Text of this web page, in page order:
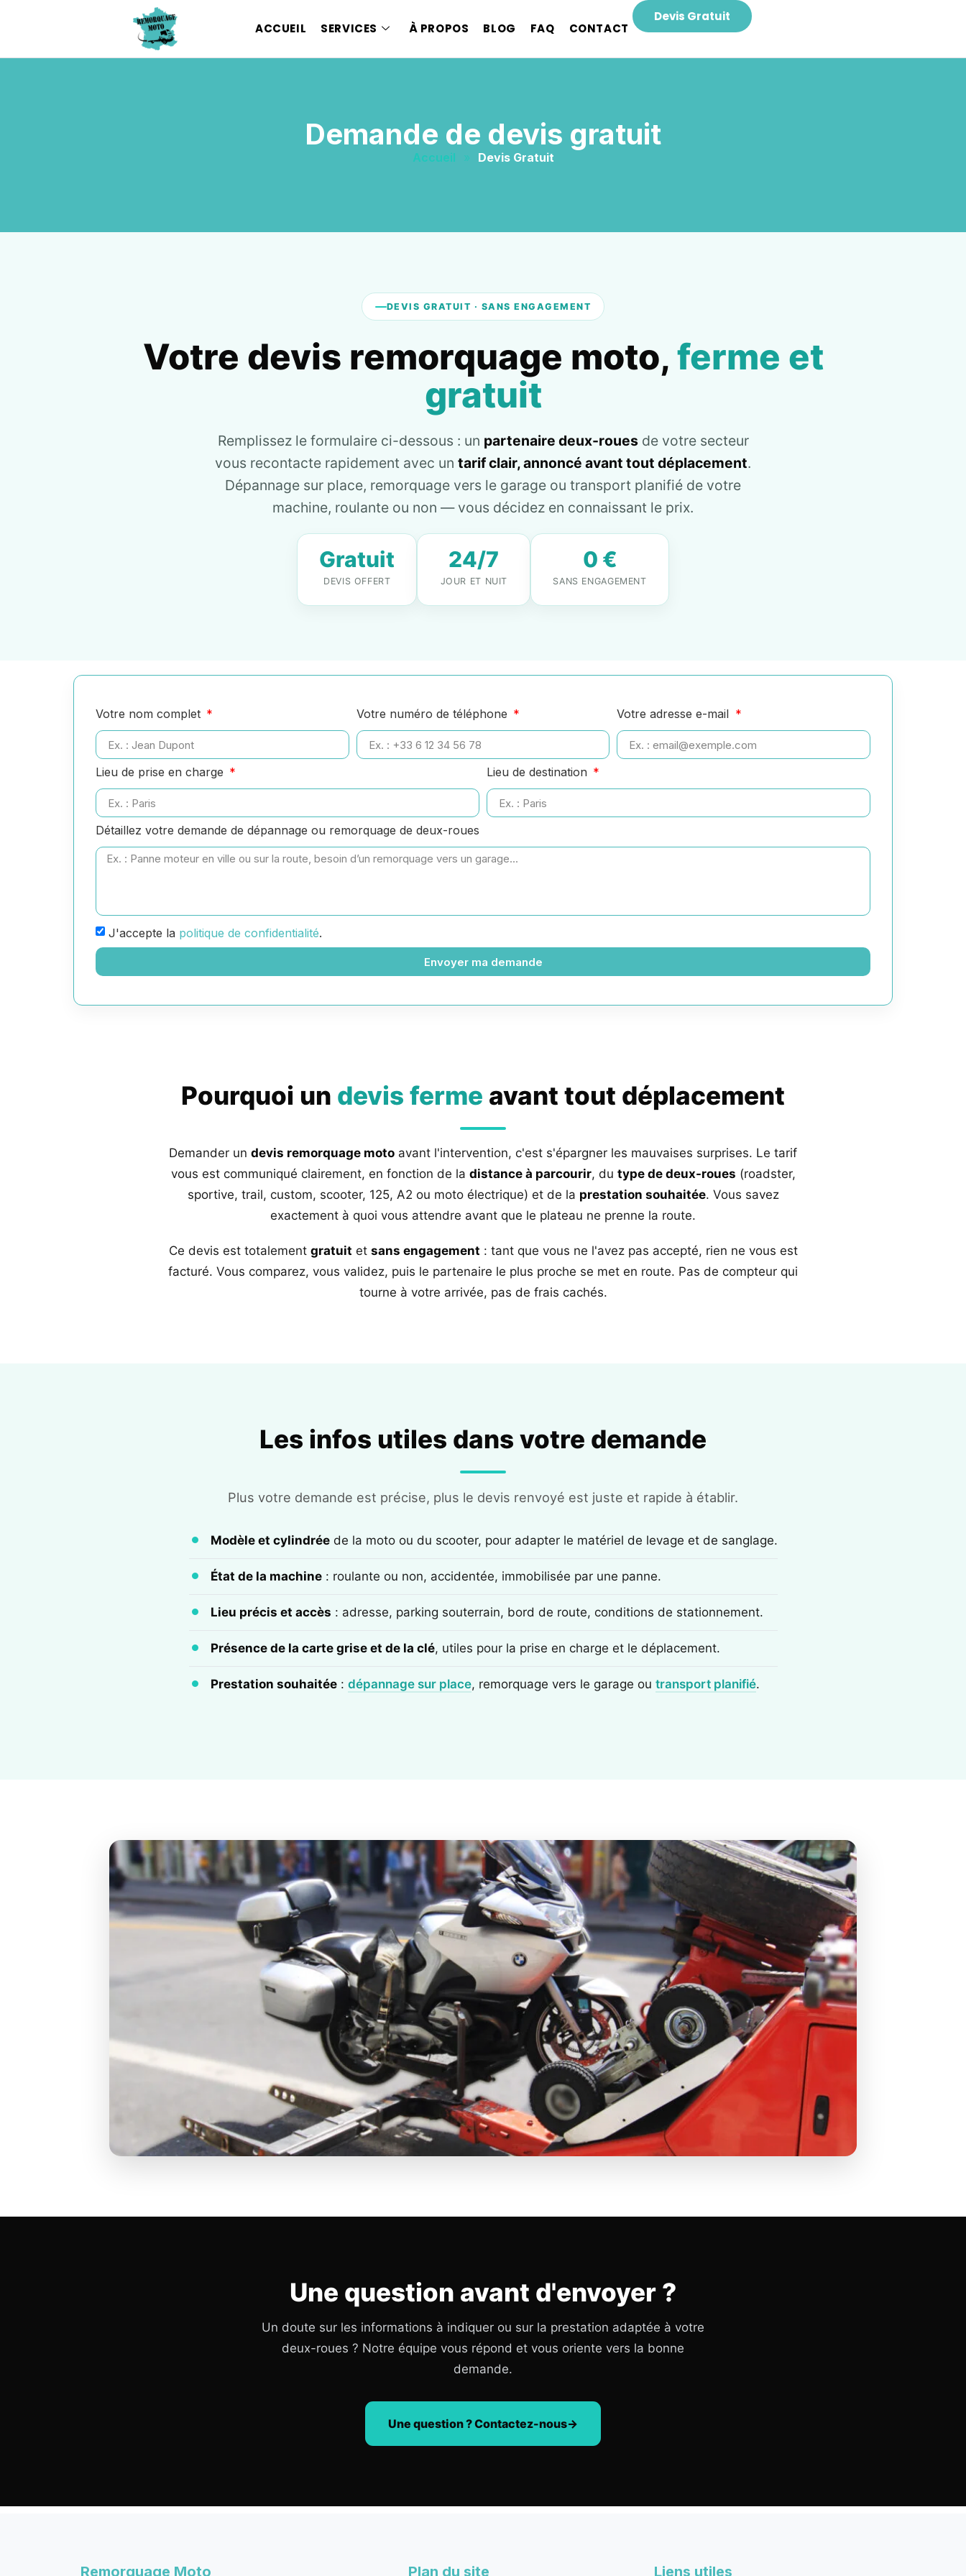
ACCUEIL SERVICES À PROPOS BLOG FAQ CONTACT
Devis Gratuit
Demande de devis gratuit
Accueil » Devis Gratuit
DEVIS GRATUIT · SANS ENGAGEMENT
Votre devis remorquage moto, ferme et
gratuit
Remplissez le formulaire ci-dessous : un partenaire deux-rouesde votre secteur
vous recontacte rapidement avec un tarif clair, annoncé avant tout déplacement.
Dépannage sur place, remorquage vers le garage ou transport planifié de votre
machine, roulante ou non — vous décidez en connaissant le prix.
Gratuit
DEVIS OFFERT
24/7
JOUR ET NUIT
0 €
SANS ENGAGEMENT
Votre nom complet Votre numéro de téléphone Votre adresse e-mail
Lieu de prise en charge Lieu de destination
Détaillez votre demande de dépannage ou remorquage de deux-roues
J'accepte la politique de confidentialité.
Envoyer ma demande
Pourquoi un devis ferme avant tout déplacement
Demander un devis remorquage moto avant l'intervention, c'est s'épargner les mauvaises surprises. Le tarif
vous est communiqué clairement, en fonction de la distance à parcourir, du type de deux-roues (roadster,
sportive, trail, custom, scooter, 125, A2 ou moto électrique) et de la prestation souhaitée. Vous savez
exactement à quoi vous attendre avant que le plateau ne prenne la route.
Ce devis est totalement gratuit et sans engagement : tant que vous ne l'avez pas accepté, rien ne vous est
facturé. Vous comparez, vous validez, puis le partenaire le plus proche se met en route. Pas de compteur qui
tourne à votre arrivée, pas de frais cachés.
Les infos utiles dans votre demande
Plus votre demande est précise, plus le devis renvoyé est juste et rapide à établir.
Modèle et cylindréede la moto ou du scooter, pour adapter le matériel de levage et de sanglage.
État de la machine: roulante ou non, accidentée, immobilisée par une panne.
Lieu précis et accès : adresse, parking souterrain, bord de route, conditions de stationnement.
Présence de la carte grise et de la clé, utiles pour la prise en charge et le déplacement.
Prestation souhaitée: dépannage sur place, remorquage vers le garage ou transport planifié.
Une question avant d'envoyer ?
Un doute sur les informations à indiquer ou sur la prestation adaptée à votre
deux-roues ? Notre équipe vous répond et vous oriente vers la bonne
demande.
Une question ? Contactez-nous
Remorquage Moto Plan du site Liens utiles